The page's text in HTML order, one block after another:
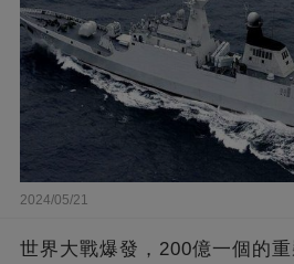
2024/05/21
世界大戰爆發，200億一個的